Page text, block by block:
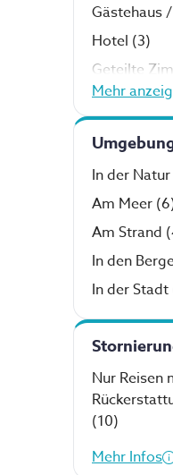
Gästehaus
Hotel (3)
Geteilte
Bungalows
Camping(1)
Berghütte
Mehr
In der Natur
Am Meer
Am Strand
In den
In der Stadt
Nur Reisen
(10)
Mehr Infos